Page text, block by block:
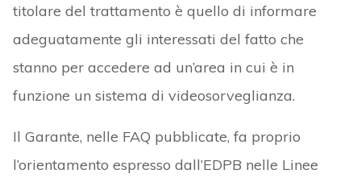
titolare del trattamento è quello di informare
adeguatamente gli interessati del fatto che
stanno per accedere ad un’area in cui è in
funzione un sistema di videosorveglianza.
Il Garante, nelle FAQ pubblicate, fa proprio
l’orientamento espresso dall’EDPB nelle Linee